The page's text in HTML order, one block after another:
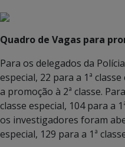
Quadro de Vagas para
Para os delegados da
especial, 22 para a 1ª
a promoção à 2ª classe.
classe especial, 104 para a
os investigadores foram
especial, 129 para a 1ª